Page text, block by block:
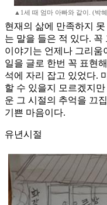
▲1세 때 엄마 아빠와 같이. (박
현재의 삶에 만족하지
는 말을 들은 적 있다. 꼭
이야기는 언제나 그리움
일을 글로 한번 꼭 표현
석에 자리 잡고 있었다.
할 수 있을지 모르겠지
운 그 시절의 추억을 끄
기쁜 마음이다.
유년시절